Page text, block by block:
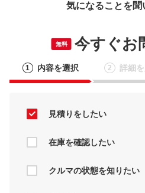
気になることを聞
無料 今すぐお
1 内容を選択 2 詳細
見積りをしたい
在庫を確認したい
クルマの状態を知りたい